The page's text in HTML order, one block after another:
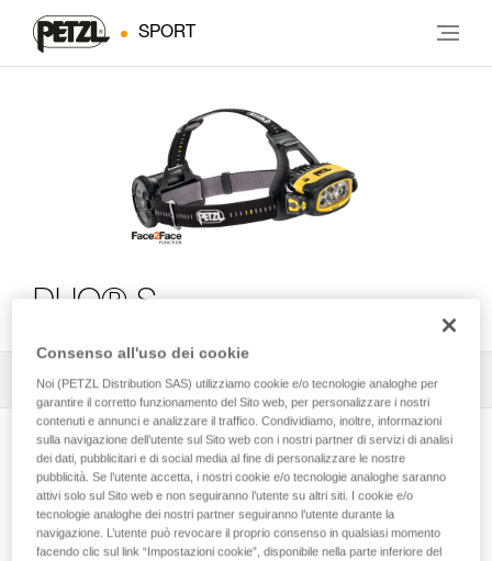
SPORT
DUO® S
Tutti i consigli tecnici 2 Filtro
Consenso all'uso dei cookie
Noi (PETZL Distribution SAS) utilizziamo cookie e/o tecnologie analoghe per
garantire il corretto funzionamento del Sito web, per personalizzare i nostri
contenuti e annunci e analizzare il traffico. Condividiamo, inoltre, informazioni
sulla navigazione dell’utente sul Sito web con i nostri partner di servizi di analisi
dei dati, pubblicitari e di social media al fine di personalizzare le nostre
pubblicità. Se l’utente accetta, i nostri cookie e/o tecnologie analoghe saranno
attivi solo sul Sito web e non seguiranno l’utente su altri siti. I cookie e/o
tecnologie analoghe dei nostri partner seguiranno l’utente durante la
navigazione. L’utente può revocare il proprio consenso in qualsiasi momento
facendo clic sul link “Impostazioni cookie”, disponibile nella parte inferiore del